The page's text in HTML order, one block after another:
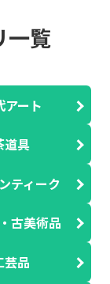
一覧
アート
道具
ティーク
古美術品
芸品